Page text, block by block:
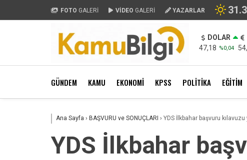
FOTO GALERİ VİDEO GALERİ YAZARLAR 31.3
DOLAR
47,18 %0,04
GÜNDEM KAMU EKONOMİ KPSS POLİTİKA EĞİTİM
Ana Sayfa › BAŞVURU ve SONUÇLARI › YDS İlkbahar başvuru kılavuzu
YDS İlkbahar